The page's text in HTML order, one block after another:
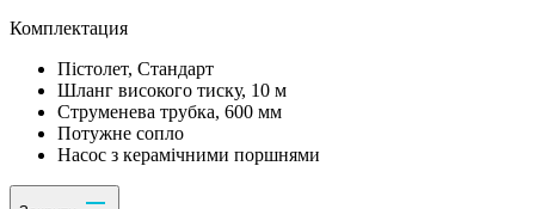
Комплектация
Пістолет, Стандарт
Шланг високого тиску, 10 м
Струменева трубка, 600 мм
Потужне сопло
Насос з керамічними поршнями